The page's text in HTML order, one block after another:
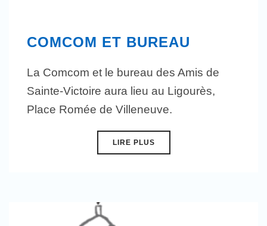
COMCOM ET BUREAU
La Comcom et le bureau des Amis de
Sainte-Victoire aura lieu au Ligourès,
Place Romée de Villeneuve.
LIRE PLUS